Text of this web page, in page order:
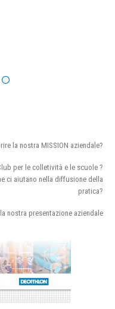
la nostra MISSION aziendale?
per le colletività e le scuole ?
ci aiutano nella diffusione della
pratica?
nostra presentazione aziendale